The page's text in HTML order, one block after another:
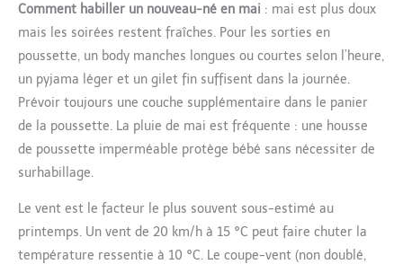
Comment habiller un nouveau-né en mai : mai est plus doux
mais les soirées restent fraîches. Pour les sorties en
poussette, un body manches longues ou courtes selon l’heure,
un pyjama léger et un gilet fin suffisent dans la journée.
Prévoir toujours une couche supplémentaire dans le panier
de la poussette. La pluie de mai est fréquente : une housse
de poussette imperméable protège bébé sans nécessiter de
surhabillage.
Le vent est le facteur le plus souvent sous-estimé au
printemps. Un vent de 20 km/h à 15 °C peut faire chuter la
température ressentie à 10 °C. Le coupe-vent (non doublé,